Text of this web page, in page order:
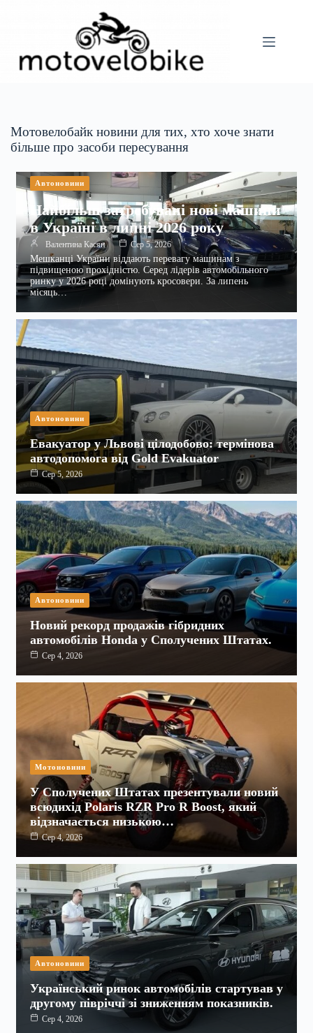
Мотовелобайк новини для тих, хто хоче знати
більше про засоби пересування
Автоновини
Найбільш затребувані нові машини
в Україні в липні 2026 року
Валентина Касян Сер 5, 2026
Мешканці України віддають перевагу машинам з
підвищеною прохідністю. Серед лідерів автомобільного
ринку у 2026 році домінують кросовери. За липень
місяць…
Автоновини
Евакуатор у Львові цілодобово: термінова
автодопомога від Gold Evakuator
Сер 5, 2026
Автоновини
Новий рекорд продажів гібридних
автомобілів Honda у Сполучених Штатах.
Сер 4, 2026
Мотоновини
У Сполучених Штатах презентували новий
всюдихід Polaris RZR Pro R Boost, який
відзначається низькою…
Сер 4, 2026
Автоновини
Український ринок автомобілів стартував у
другому півріччі зі зниженням показників.
Сер 4, 2026